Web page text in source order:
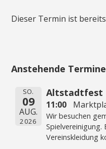
Dieser Termin ist
Anstehende
SO.
09
AUG.
2026
Altstadtfest
11:00
Wir besuchen
Vereinskleidung